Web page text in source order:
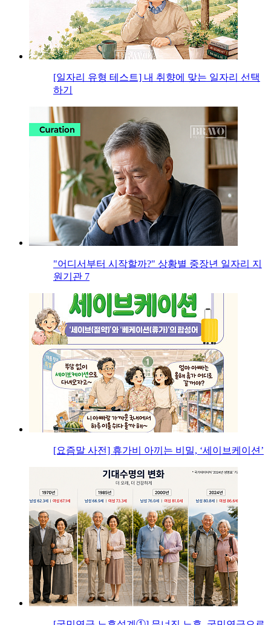
[일자리 유형 테스트] 내 취향에 맞는 일자리 선택
하기
"어디서부터 시작할까?" 상황별 중장년 일자리 지
원기관 7
[요즘말 사전] 휴가비 아끼는 비밀, ‘세이브케이션’